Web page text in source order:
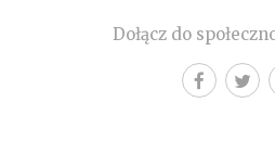
Dołącz do